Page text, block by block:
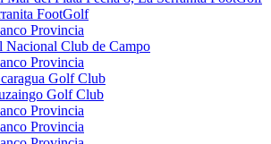
FootGolf
Provincia
Club de Campo
Provincia
Golf Club
Golf Club
Provincia
Provincia